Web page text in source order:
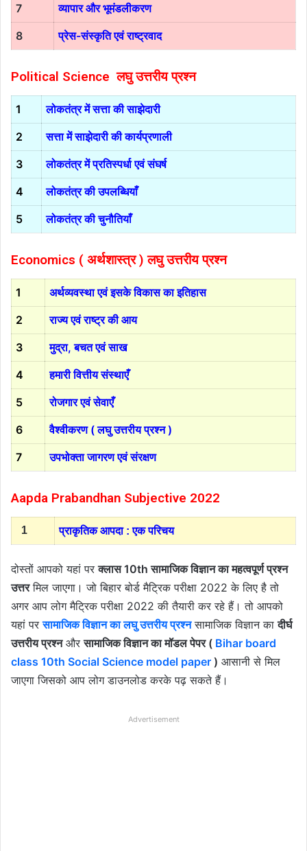
7
व्यापार और भूमंडलीकरण
8
प्रेस-संस्कृति एवं राष्ट्रवाद
Political Scienceलघु उत्तरीय प्रश्न
1
लोकतंत्र में सत्ता की साझेदारी
2
सत्ता में साझेदारी की कार्यप्रणाली
3
लोकतंत्र में प्रतिस्पर्धा एवं संघर्ष
4
लोकतंत्र की उपलब्धियाँ
5
लोकतंत्र की चुनौतियाँ
Economics ( अर्थशास्त्र )लघु उत्तरीय प्रश्न
1
अर्थव्यवस्था एवं इसके विकास का इतिहास
2
राज्य एवं राष्ट्र की आय
3
मुद्रा, बचत एवं साख
4
हमारी वित्तीय संस्थाएँ
5
रोजगार एवं सेवाएँ
6
वैश्वीकरण ( लघु उत्तरीय प्रश्न )
7
उपभोक्ता जागरण एवं संरक्षण
Aapda Prabandhan Subjective 2022
1 प्राकृतिक आपदा : एक परिचय
दोस्तों आपको यहां परक्लास 10th सामाजिक विज्ञान का महत्वपूर्ण प्रश्न
उत्तरमिल जाएगा। जो बिहार बोर्ड मैट्रिक परीक्षा 2022 के लिए है तो
अगर आप लोग मैट्रिक परीक्षा 2022 की तैयारी कर रहे हैं। तो आपको
यहां परसामाजिक विज्ञान का लघु उत्तरीय प्रश्न सामाजिक विज्ञान कादीर्घ
उत्तरीय प्रश्नऔरसामाजिक विज्ञान का मॉडल पेपर ( Bihar board
class 10th Social Science model paper ) आसानी से मिल
जाएगा जिसको आप लोग डाउनलोड करके पढ़ सकते हैं।
Advertisement